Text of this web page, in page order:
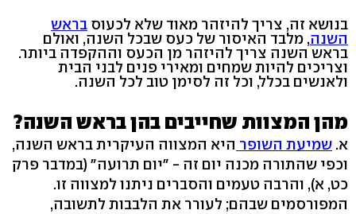
בנושא זה, צריך להיזהר מאוד שלא לכעוס בראש
השנה, מלבד האיסור של כעס שבכל השנה, ואולם
בראש השנה צריך להיזהר מן הכעס וההקפדה ביותר.
וצריכים להיות שמחים ומאירי פנים לבני הבית
ולאנשים בכלל, וכל זה לסימן טוב לכל השנה.
מהן המצוות שחייבים בהן בראש השנה?
א. שמיעת השופר היא המצווה העיקרית בראש השנה,
וכפי שהתורה מכנה יום זה - "יום תרועה" (במדבר פרק
כט, א), והרבה טעמים והסברים ניתנו למצווה זו.
המפורסמים שבהם; לעורר את הלבבות לתשובה,